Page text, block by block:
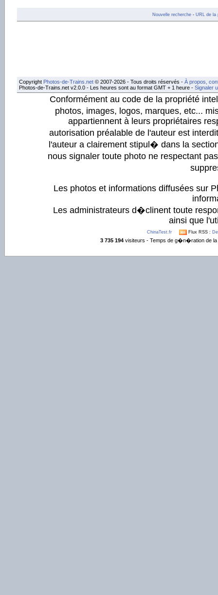
Nouvelle recherche- URL de la
Copyright Photos-de-Trains.net © 2007-2026 - Tous droits réservés - À propos,
Photos-de-Trains.net v2.0.0 - Les heures sont au format GMT + 1 heure - Signaler
Conformément au code de la propriété
photos, images, logos, marques, etc...
appartiennent à leurs propriétaires
autorisation préalable de l'auteur est
l'auteur a clairement stipul� dans la
nous signaler toute photo ne respectant
Les photos et informations diffusées sur
Les administrateurs d�clinent toute
ainsi que
ChinaTest.fr Flux RSS :
3 735 194 visiteurs - Temps de g�n�ration de